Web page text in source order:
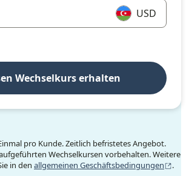
USD
Wechselkurs erhalten
pro Kunde. Zeitlich befristetes Angebot.
Wechselkursen vorbehalten. Weitere
in den allgemeinen Geschäftsbedingungen .